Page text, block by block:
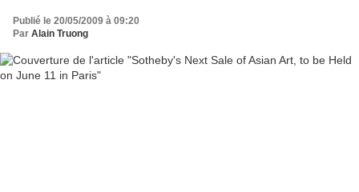
Publié le 20/05/2009 à 09:20
Par Alain Truong